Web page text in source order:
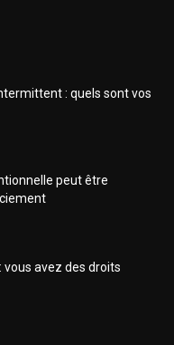
: quels sont vos
peut être
vous avez des droits